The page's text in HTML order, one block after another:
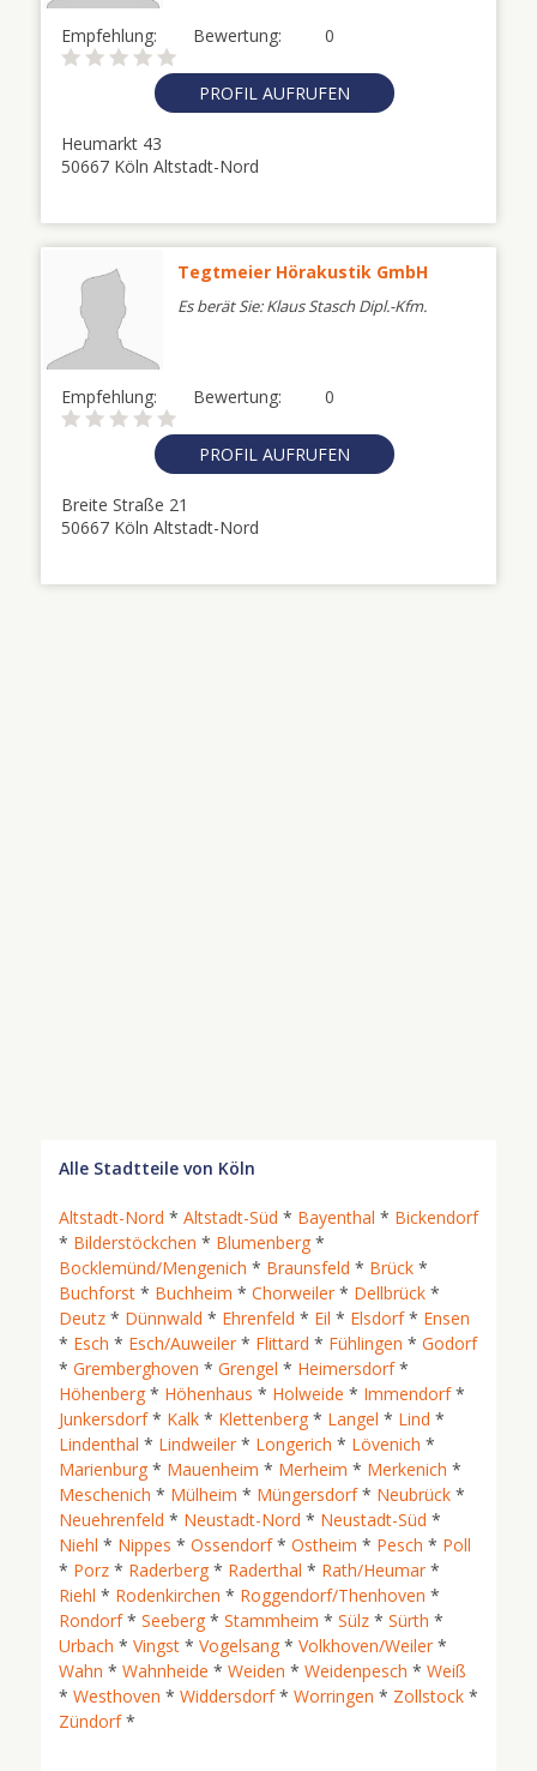
Empfehlung: 0
Bewertung:
PROFIL AUFRUFEN
Heumarkt 43
50667 Köln Altstadt-Nord
Tegtmeier Hörakustik GmbH
Es berät Sie: Klaus Stasch Dipl.-Kfm.
Empfehlung: 0
Bewertung:
PROFIL AUFRUFEN
Breite Straße 21
50667 Köln Altstadt-Nord
Alle Stadtteile von Köln
Altstadt-Nord * Altstadt-Süd * Bayenthal * Bickendorf
* Bilderstöckchen * Blumenberg *
Bocklemünd/Mengenich * Braunsfeld * Brück *
Buchforst * Buchheim * Chorweiler * Dellbrück *
Deutz * Dünnwald * Ehrenfeld * Eil * Elsdorf* Ensen
* Esch * Esch/Auweiler * Flittard * Fühlingen * Godorf
* Gremberghoven * Grengel * Heimersdorf*
Höhenberg * Höhenhaus * Holweide * Immendorf*
Junkersdorf* Kalk * Klettenberg * Langel * Lind *
Lindenthal * Lindweiler * Longerich * Lövenich *
Marienburg * Mauenheim * Merheim * Merkenich *
Meschenich * Mülheim * Müngersdorf* Neubrück *
Neuehrenfeld * Neustadt-Nord * Neustadt-Süd *
Niehl * Nippes * Ossendorf* Ostheim * Pesch * Poll
* Porz * Raderberg * Raderthal * Rath/Heumar *
Riehl * Rodenkirchen * Roggendorf/Thenhoven *
Rondorf* Seeberg * Stammheim * Sülz * Sürth *
Urbach * Vingst * Vogelsang * Volkhoven/Weiler *
Wahn * Wahnheide * Weiden * Weidenpesch * Weiß
* Westhoven * Widdersdorf* Worringen * Zollstock *
Zündorf*